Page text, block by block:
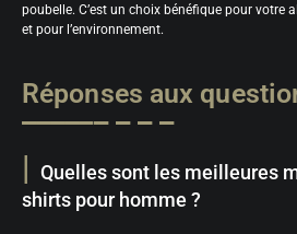
poubelle. C’est un choix bénéfique pour votre
et pour l’environnement.
Réponses aux
Quelles sont les meilleures
shirts pour homme ?